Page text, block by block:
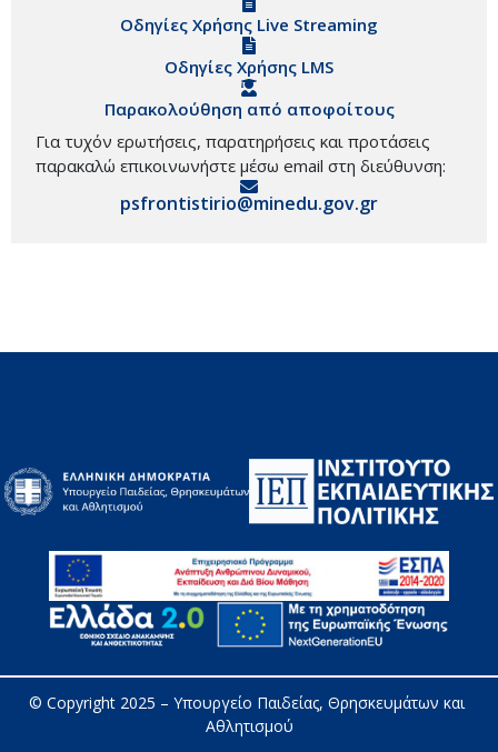
Οδηγίες Χρήσης Live Streaming
Οδηγίες Χρήσης LMS
Παρακολούθηση από αποφοίτους
Για τυχόν ερωτήσεις, παρατηρήσεις και προτάσεις
παρακαλώ επικοινωνήστε μέσω email στη διεύθυνση:
psfrontistirio@minedu.gov.gr
© Copyright 2025 – Υπουργείο Παιδείας, Θρησκευμάτων και
Αθλητισμού